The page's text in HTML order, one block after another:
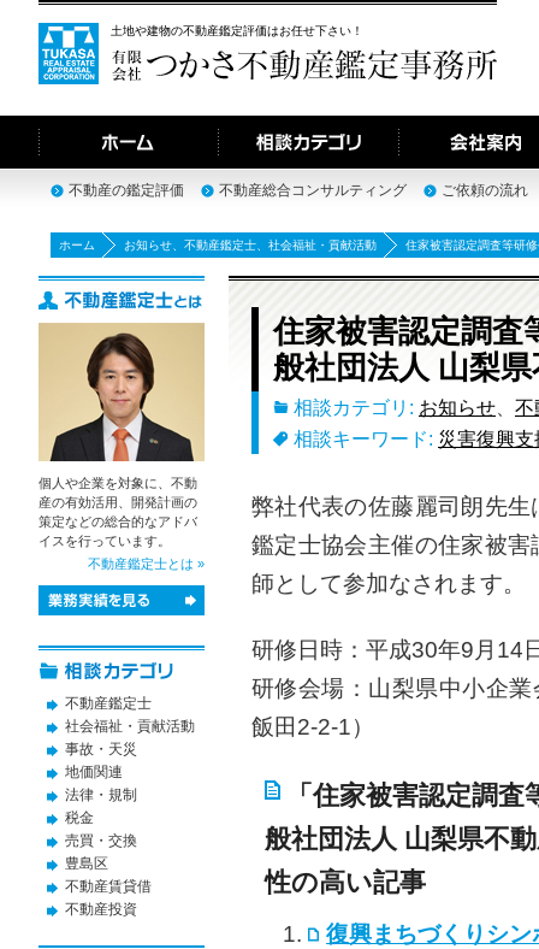
土地や建物の不動産鑑定評価はお任せ下さい！
不動産の鑑定評価 不動産総合コンサルティング ご依頼の流れ
ホーム お知らせ 不動産鑑定士 社会福祉・貢献活動 住家被害認定調査等研
住家被害認定調査
般社団法人 山梨
相談カテゴリ: お知らせ
不
相談キーワード: 災害復興
弊社代表の佐藤麗司朗先
鑑定士協会主催の住家被
師として参加なされます。
研修日時：平成30年9月14
研修会場：山梨県中小企
飯田2-2-1）
「住家被害認定調
般社団法人 山梨県不
性の高い記事
復興まちづくりシン
個人や企業を対象に、不動
産の有効活用、開発計画の
策定などの総合的なアドバ
イスを行っています。
不動産鑑定士とは »
不動産鑑定士
社会福祉・貢献活動
事故・天災
地価関連
法律・規制
税金
売買・交換
豊島区
不動産賃貸借
不動産投資